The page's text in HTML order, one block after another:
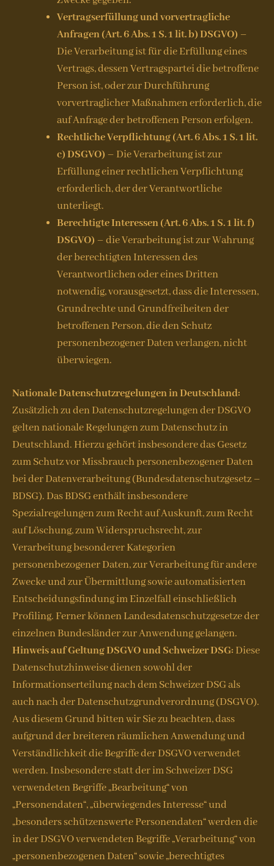
Vertragserfüllung und vorvertragliche
Anfragen (Art. 6 Abs. 1 S. 1 lit. b) DSGVO) –
Die Verarbeitung ist für die Erfüllung eines
Vertrags, dessen Vertragspartei die betroffene
Person ist, oder zur Durchführung
vorvertraglicher Maßnahmen erforderlich, die
auf Anfrage der betroffenen Person erfolgen.
Rechtliche Verpflichtung (Art. 6 Abs. 1 S. 1 lit.
c) DSGVO) – Die Verarbeitung ist zur
Erfüllung einer rechtlichen Verpflichtung
erforderlich, der der Verantwortliche
unterliegt.
Berechtigte Interessen (Art. 6 Abs. 1 S. 1 lit. f)
DSGVO) – die Verarbeitung ist zur Wahrung
der berechtigten Interessen des
Verantwortlichen oder eines Dritten
notwendig, vorausgesetzt, dass die Interessen,
Grundrechte und Grundfreiheiten der
betroffenen Person, die den Schutz
personenbezogener Daten verlangen, nicht
überwiegen.
Nationale Datenschutzregelungen in Deutschland:
Zusätzlich zu den Datenschutzregelungen der DSGVO
gelten nationale Regelungen zum Datenschutz in
Deutschland. Hierzu gehört insbesondere das Gesetz
zum Schutz vor Missbrauch personenbezogener Daten
bei der Datenverarbeitung (Bundesdatenschutzgesetz –
BDSG). Das BDSG enthält insbesondere
Spezialregelungen zum Recht auf Auskunft, zum Recht
auf Löschung, zum Widerspruchsrecht, zur
Verarbeitung besonderer Kategorien
personenbezogener Daten, zur Verarbeitung für andere
Zwecke und zur Übermittlung sowie automatisierten
Entscheidungsfindung im Einzelfall einschließlich
Profiling. Ferner können Landesdatenschutzgesetze der
einzelnen Bundesländer zur Anwendung gelangen.
Hinweis auf Geltung DSGVO und Schweizer DSG: Diese
Datenschutzhinweise dienen sowohl der
Informationserteilung nach dem Schweizer DSG als
auch nach der Datenschutzgrundverordnung (DSGVO).
Aus diesem Grund bitten wir Sie zu beachten, dass
aufgrund der breiteren räumlichen Anwendung und
Verständlichkeit die Begriffe der DSGVO verwendet
werden. Insbesondere statt der im Schweizer DSG
verwendeten Begriffe „Bearbeitung“ von
„Personendaten“, „überwiegendes Interesse“ und
„besonders schützenswerte Personendaten“ werden die
in der DSGVO verwendeten Begriffe „Verarbeitung“ von
„personenbezogenen Daten“ sowie „berechtigtes